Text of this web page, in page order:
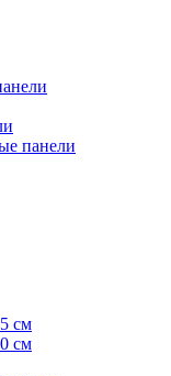
панели
см
см